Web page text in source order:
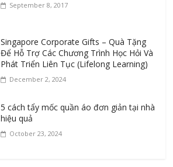
September 8, 2017
Singapore Corporate Gifts – Quà Tặng
Để Hỗ Trợ Các Chương Trình Học Hỏi Và
Phát Triển Liên Tục (Lifelong Learning)
December 2, 2024
5 cách tẩy mốc quần áo đơn giản tại nhà
hiệu quả
October 23, 2024